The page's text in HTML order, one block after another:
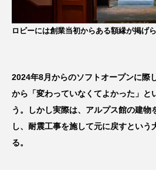
ロビーには創業当初からある額縁が掲げ
2024年8月からのソフトオープンに際
から「変わっていなくてよかった」と
う。しかし実際は、アルプス館の建物
し、耐震工事を施して元に戻すという
る。